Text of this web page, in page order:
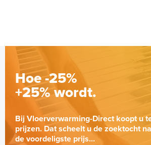
Hoe -25%
+25% wordt.
Bij Vloerverwarming-Direct koopt u
prijzen. Dat scheelt u de zoektocht
de voordeligste prijs...